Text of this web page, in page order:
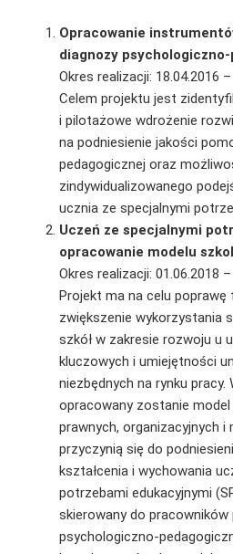
Opracowanie
diagnozy
Okres realizacji: 18.04.2016 –
Celem projektu jest
i pilotażowe wdrożenie
na podniesienie jakości
pedagogicznej oraz
zindywidualizowanego
ucznia ze specjalnymi
Uczeń ze specjalnymi
opracowanie modelu
Okres realizacji: 01.06.2018 –
Projekt ma na celu poprawę
zwiększenie wykorzystania
szkół w zakresie rozwoju u
kluczowych i umiejętności
niezbędnych na rynku pracy.
opracowany zostanie
prawnych, organizacyjnych
przyczynią się do
kształcenia i wychowania
potrzebami edukacyjnymi
skierowany do pracowników
psychologiczno-